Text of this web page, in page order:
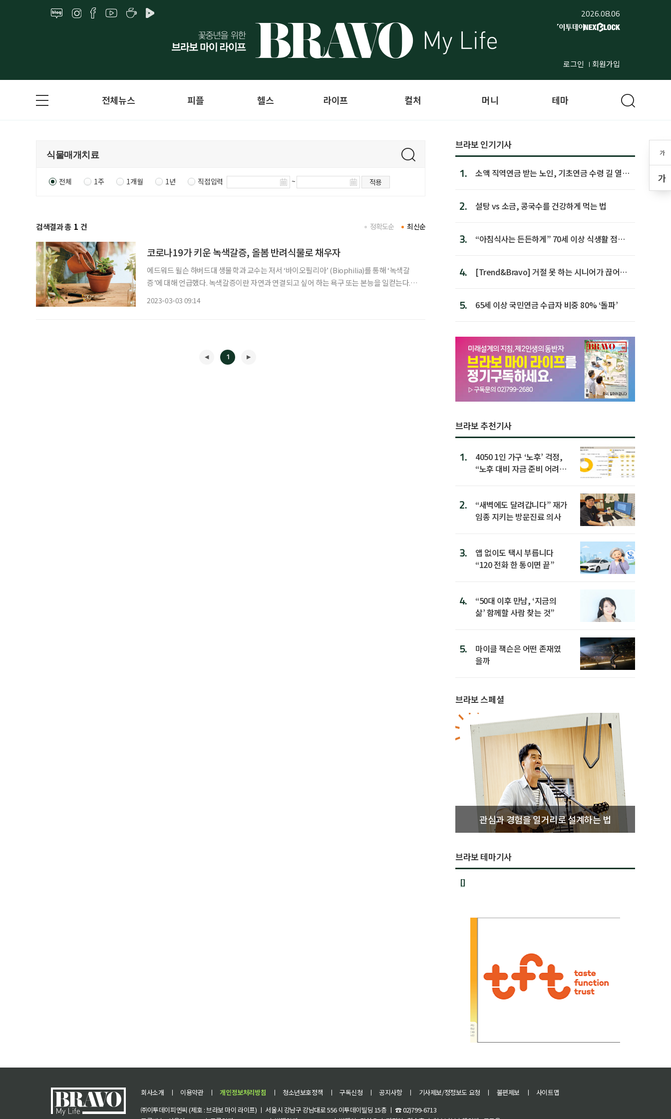
2026.08.06
로그인 회원가입
가
가
전체뉴스 피플 헬스 라이프 컬처 머니 테마
전체 1주 1개월 1년 직접입력 ~ 적용
검색결과 총 1 건 최신순
정확도순
코로나19가 키운 녹색갈증, 올봄 반려식물로 채우자
에드워드 윌슨 하버드대 생물학과 교수는 저서 ‘바이오필리아’ (Biophilia)를 통해 ‘녹색갈
증’에 대해 언급했다. 녹색갈증이란 자연과 연결되고 싶어 하는 욕구 또는 본능을 일컫는다.
2023-03-03 09:14
1
브라보 인기기사
1.
소액 직역연금 받는 노인, 기초연금 수령 길 열린
2. 설탕 vs 소금, 콩국수를 건강하게 먹는 법
3.
“아침식사는 든든하게” 70세 이상 식생활 점수
4.
[Trend&Bravo] 거절 못 하는 시니어가 끊어야
5. 65세 이상 국민연금 수급자 비중 80% ‘돌파’
브라보 추천기사
1.
4050 1인 가구 ‘노후’ 걱정,
“노후 대비 자금 준비 어려
2.
“새벽에도 달려갑니다” 재가
임종 지키는 방문진료 의사
3.
앱 없이도 택시 부릅니다
“120 전화 한 통이면 끝”
4.
“50대 이후 만남, ‘지금의
삶’ 함께할 사람 찾는 것”
5.
마이클 잭슨은 어떤 존재였
을까
브라보 스페셜
관심과 경험을 일거리로 설계하는 법
브라보 테마기사
[]
회사소개 ㅣ 이용약관 ㅣ 개인정보처리방침 ㅣ 청소년보호정책 ㅣ 구독신청 ㅣ 공지사항 ㅣ 기사제보/정정보도 요청 ㅣ 불편제보 ㅣ
사이트맵
㈜이투데이피엔씨 (제호 : 브라보 마이 라이프) ㅣ 서울시 강남구 강남대로 556 이투데이빌딩 15층 ㅣ ☎ 02)799-6713